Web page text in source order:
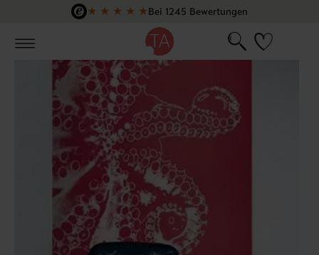
Zum Hauptinhalt springen
★ ★ ★ ★ ★Bei 1245 Bewertungen